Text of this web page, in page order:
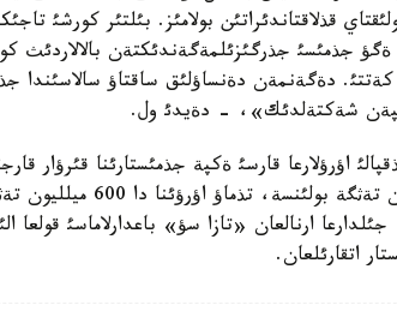
قذلاقتاندئراتئن بولامئز. بئلتئر كورشئ
جذمئسئ جذرگئزئلمةگةندئكتةن بالالاردئث
كةتتئ. دةگةنمةن دةنساؤلئق ساقتاؤ
شةكتةلدئك»، - دةيدئ ول.
اؤرؤلارعا قارسئ ةكپة جذمئستارئنا قئرؤار
جذمئستارئنا 600
اتقارئلعان.